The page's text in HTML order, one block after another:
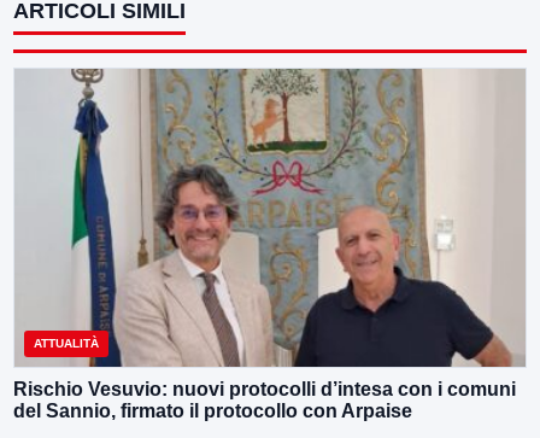
ARTICOLI SIMILI
ATTUALITÀ
Rischio Vesuvio: nuovi protocolli d’intesa con i comuni
del Sannio, firmato il protocollo con Arpaise